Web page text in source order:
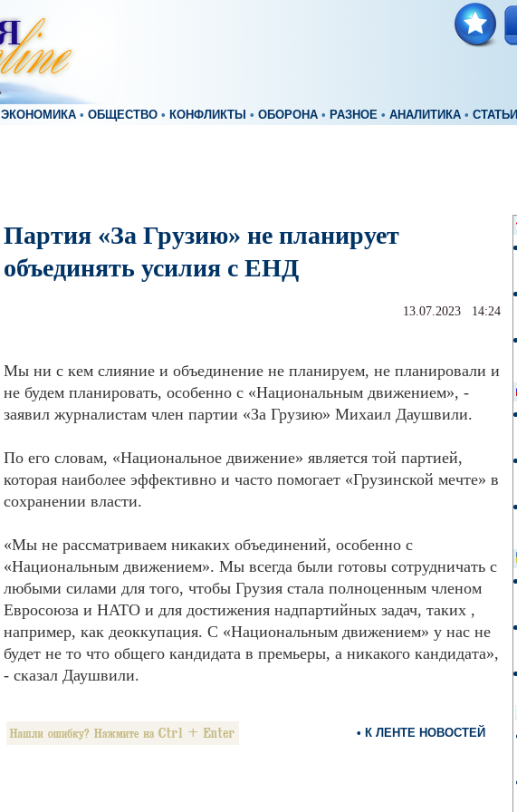
ЭКОНОМИКА • ОБЩЕСТВО • КОНФЛИКТЫ • ОБОРОНА • РАЗНОЕ • АНАЛИТИКА • СТАТЬИ
Партия «За Грузию» не планирует
объединять усилия с ЕНД
13.07.2023 14:24
Мы ни с кем слияние и объединение не планируем, не планировали и
не будем планировать, особенно с «Национальным движением», -
заявил журналистам член партии «За Грузию» Михаил Даушвили.
По его словам, «Национальное движение» является той партией,
которая наиболее эффективно и часто помогает «Грузинской мечте» в
сохранении власти.
«Мы не рассматриваем никаких объединений, особенно с
«Национальным движением». Мы всегда были готовы сотрудничать с
любыми силами для того, чтобы Грузия стала полноценным членом
Евросоюза и НАТО и для достижения надпартийных задач, таких ,
например, как деоккупация. С «Национальным движением» у нас не
будет не то что общего кандидата в премьеры, а никакого кандидата»,
- сказал Даушвили.
• К ЛЕНТЕ НОВОСТЕЙ